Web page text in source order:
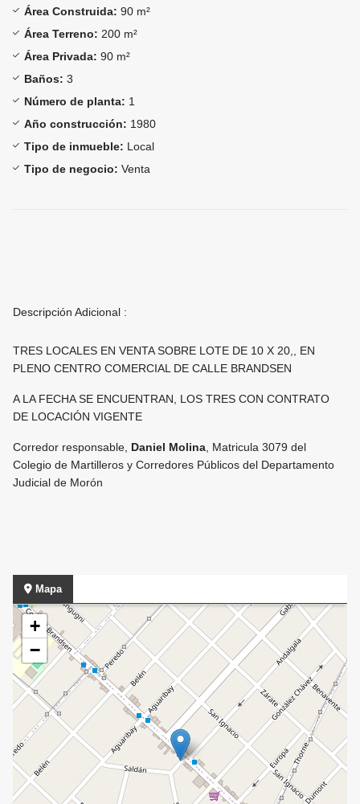
Área Construida: 90 m²
Área Terreno: 200 m²
Área Privada: 90 m²
Baños: 3
Número de planta: 1
Año construcción: 1980
Tipo de inmueble: Local
Tipo de negocio: Venta
Descripción Adicional :
TRES LOCALES EN VENTA SOBRE LOTE DE 10 X 20,, EN
PLENO CENTRO COMERCIAL DE CALLE BRANDSEN
A LA FECHA SE ENCUENTRAN, LOS TRES CON CONTRATO
DE LOCACIÓN VIGENTE
Corredor responsable, Daniel Molina , Matricula 3079 del
Colegio de Martilleros y Corredores Públicos del Departamento
Judicial de Morón
Mapa
+
−